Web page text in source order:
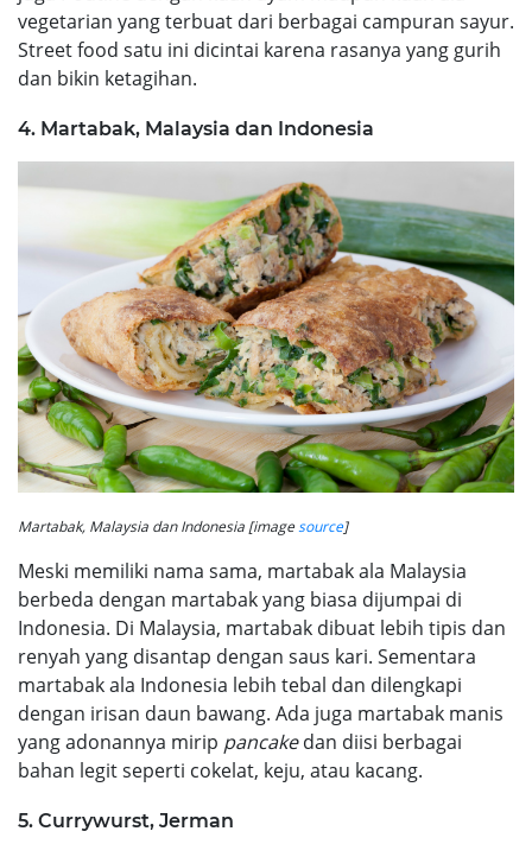
vegetarian yang terbuat dari berbagai campuran sayur.
Street food satu ini dicintai karena rasanya yang gurih
dan bikin ketagihan.
4. Martabak, Malaysia dan Indonesia
Martabak, Malaysia dan Indonesia [imagesource]
Meski memiliki nama sama, martabak ala Malaysia
berbeda dengan martabak yang biasa dijumpai di
Indonesia. Di Malaysia, martabak dibuat lebih tipis dan
renyah yang disantap dengan saus kari. Sementara
martabak ala Indonesia lebih tebal dan dilengkapi
dengan irisan daun bawang. Ada juga martabak manis
yang adonannya mirip pancakedan diisi berbagai
bahan legit seperti cokelat, keju, atau kacang.
5. Currywurst, Jerman